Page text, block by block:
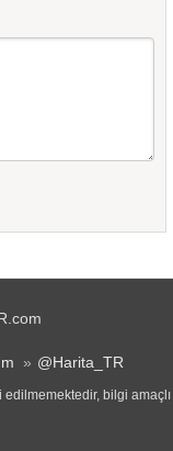
@Harita_TR
bilgi amaçlı